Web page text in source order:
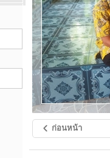
ก่อนหน้า